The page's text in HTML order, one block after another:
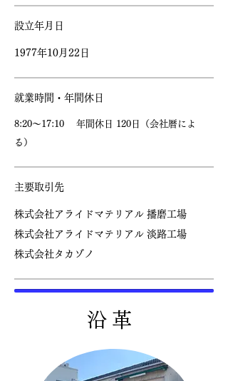
​設立年月日
​1977年10月22日
​就業時間・年間休日
​8:20〜17:10 年間休日 120日（会社暦によ
る）
​主要取引先
株式会社アライドマテリアル 播磨工場
株式会社アライドマテリアル 淡路工場
​株式会社タカゾノ
​沿 革